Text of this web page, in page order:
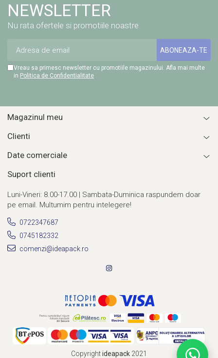
NEWSLETTER
Nu rata ofertele si promotiile noastre
Vreau sa primesc newsletter cu promotiile magazinului. Afla mai multe
in Politica de Confidentialitate
Magazinul meu
Clienti
Date comerciale
Suport clienti
Luni-Vineri: 8.00-17.00 | Sambata-Duminica raspundem doar
pe email. Multumim pentru intelegere!
0722347687
0745182332
comenzi@ideapack.ro
Copyrightideapack 2021